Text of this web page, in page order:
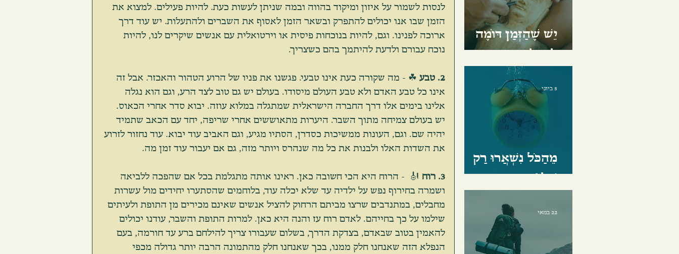
לנסות לשמור על איזון ומיקוד בהווה ובמה שניתן לעשות כעת. להיות פעילים. למצוא את
הזמן שבו אנו יכולים להתפרק ובשאר הזמן לאסוף את השברים ולהתעלות. יש עוד דרך
ארוכה לפנינו. וגם, להיות בנוכחות פיסית או וירטואלית עם אנשים שיקרים לנו, להיות
נוכח עבורם ולדעת להיתמך בהם כשצריך.
2. טבע
☘ - מה שקורה כעת אינו טבעי. פגשנו את פניו של הרוע הטהור והאכזר. אבל זה
אינו כל טבע האדם ולא טבע העולם מיסודו. בעולם יש גם טוב לצד הרע, וגם הוא נגלה
אלינו בימים אלו דרך החברה הישראלית שמתגלה במלוא עוזה. יבוא סדר אחרי הכאוס.
יש בעולם צמיחה מתוך השבר. היערות מתאוששים אחרי שריפה, יחד עם הכאב שתמיד
יהיה שם. וגם, העונות ממשיכות כסדרן, הסתיו מגיע, וגם האביב עוד יבוא. עוד נחזור לזרוע
את השדות האלו ולבנות את כל מה שנהרס ויותר מזה, גם אם יעבור עוד זמן מה.
3. רוח
🎻  - הרוח היא הכי חשובה כאן. ראינו אותה מתגלמת בכל אם שהפכה ללביאה
ושמרה בחירוף נפש על ילדיה עד שלא יכלה עוד, בלוחמים שהסתערו יחידים מול עשרות
מחבלים, במתנדבים שרצו מביתם הרחוק להציל אנשים שאינם מכירים מן התופת ולעיתים
שילמו על כך בחייהם. לאדם רוח עז והנה היא כאן. למרות התופת והשבר, עודנו יכולים
להאמין בטוב שבאדם, בצדקת הדרך, בשלום שעבורו צריך להילחם ברע עד חורמה, בעם
הנפלא הזה שאנחנו חלק ממנו, בכך שאנחנו חלק מהתמונה הרבה יותר גדולה מכפי
יֵשׁ שֶׁהַזְּמַן דּוֹמֶה
לְפַסָּל
מֵהַכֹּל נִשְׁאֲרוּ רַק
שְׁלוֹשָׁה דְּבָרִים
5 ביוני
22 במאי